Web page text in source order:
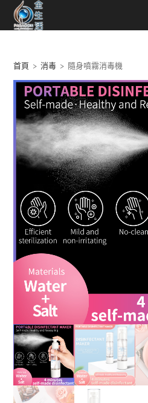
首頁 > 消毒 > 隨身噴霧消毒機